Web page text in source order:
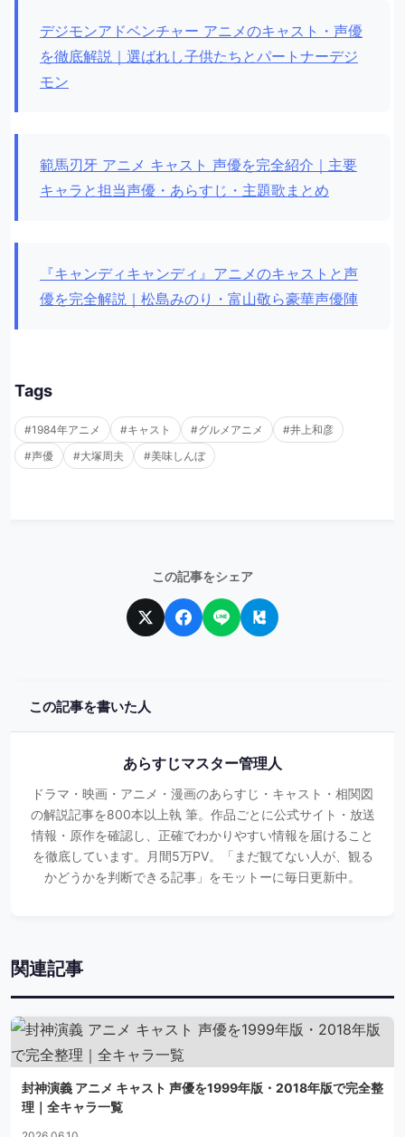
デジモンアドベンチャー アニメのキャスト・声優
を徹底解説｜選ばれし子供たちとパートナーデジ
モン
範馬刃牙 アニメ キャスト 声優を完全紹介｜主要
キャラと担当声優・あらすじ・主題歌まとめ
『キャンディキャンディ』アニメのキャストと声
優を完全解説｜松島みのり・富山敬ら豪華声優陣
Tags
#1984年アニメ #キャスト #グルメアニメ
#井上和彦
#声優
#大塚周夫 #美味しんぼ
この記事をシェア
この記事を書いた人
あらすじマスター管理人
ドラマ・映画・アニメ・漫画のあらすじ・キャスト・相関図
の解説記事を800本以上執 筆。作品ごとに公式サイト・放送
情報・原作を確認し、正確でわかりやすい情報を届けること
を徹底しています。月間5万PV。「まだ観てない人が、観る
かどうかを判断できる記事」をモットーに毎日更新中。
関連記事
封神演義 アニメ キャスト 声優を1999年版・2018年版で完全整
理｜全キャラ一覧